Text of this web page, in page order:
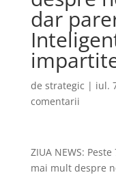
dar
de strategic | iul.
comentarii
ZIUA NEWS:
mai mult despre